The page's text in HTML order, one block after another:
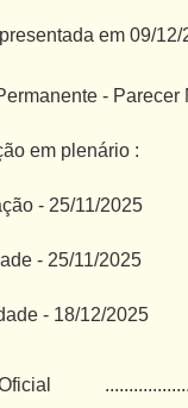
em 09/12/
- Parecer
em plenário :
- 25/11/2025
- 25/11/2025
- 18/12/2025